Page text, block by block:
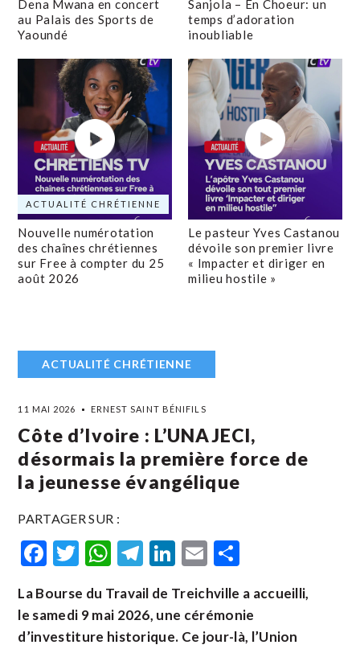
Dena Mwana en concert
au Palais des Sports de
Yaoundé
Sanjola – En Choeur: un
temps d’adoration
inoubliable
ACTUALITÉ CHRÉTIENNE
Nouvelle numérotation
des chaînes chrétiennes
sur Free à compter du 25
août 2026
Le pasteur Yves Castanou
dévoile son premier livre
« Impacter et diriger en
milieu hostile »
ACTUALITÉ CHRÉTIENNE
11 MAI 2026 ERNEST SAINT BÉNIFILS
Côte d’Ivoire : L’UNAJECI,
désormais la première force de
la jeunesse évangélique
PARTAGER SUR :
Facebook
Twitter
WhatsApp
Telegram
LinkedIn
Email
La Bourse du Travail de Treichville a accueilli,
le samedi 9 mai 2026, une cérémonie
d’investiture historique. Ce jour-là, l’Union